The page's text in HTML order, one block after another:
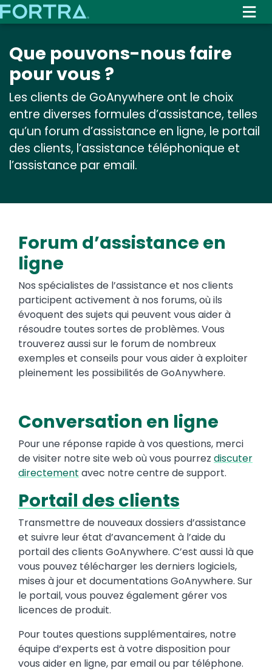
to
content
Que pouvons-nous faire
pour vous ?
Les clients de GoAnywhere ont le choix
entre diverses formules d’assistance, telles
qu’un forum d’assistance en ligne, le portail
des clients, l’assistance téléphonique et
l’assistance par email.
Forum d’assistance en
ligne
Nos spécialistes de l’assistance et nos clients
participent activement à nos forums, où ils
évoquent des sujets qui peuvent vous aider à
résoudre toutes sortes de problèmes. Vous
trouverez aussi sur le forum de nombreux
exemples et conseils pour vous aider à exploiter
pleinement les possibilités de GoAnywhere.
Conversation en ligne
Pour une réponse rapide à vos questions, merci
de visiter notre site web où vous pourrez discuter
directement avec notre centre de support.
Portail des clients
Transmettre de nouveaux dossiers d’assistance
et suivre leur état d’avancement à l’aide du
portail des clients GoAnywhere. C’est aussi là que
vous pouvez télécharger les derniers logiciels,
mises à jour et documentations GoAnywhere. Sur
le portail, vous pouvez également gérer vos
licences de produit.
Pour toutes questions supplémentaires, notre
équipe d’experts est à votre disposition pour
vous aider en ligne, par email ou par téléphone.